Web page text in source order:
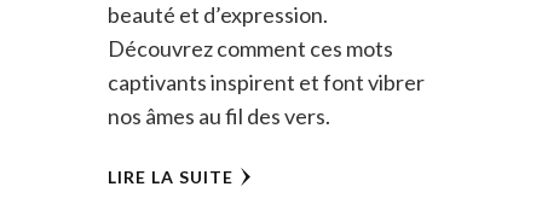
beauté et d’expression.
Découvrez comment ces mots
captivants inspirent et font vibrer
nos âmes au fil des vers.
LIRE LA SUITE